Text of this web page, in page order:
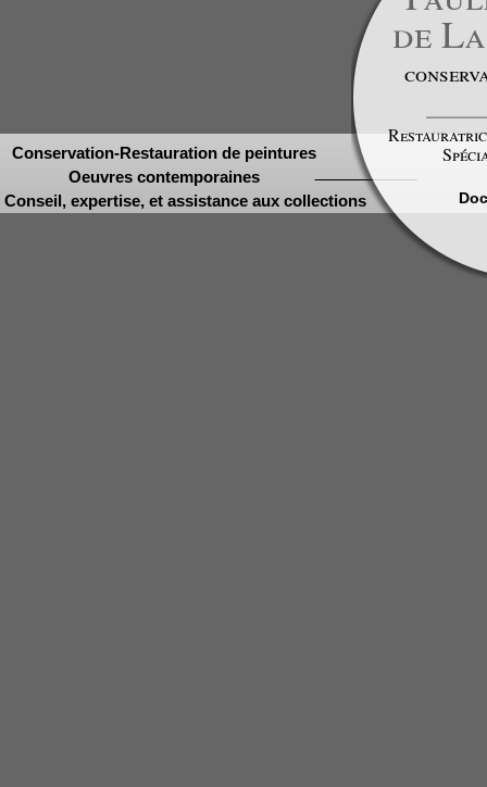
Conservation-Restauration de peintures
Oeuvres contemporaines
Conseil, expertise, et assistance aux collections
de